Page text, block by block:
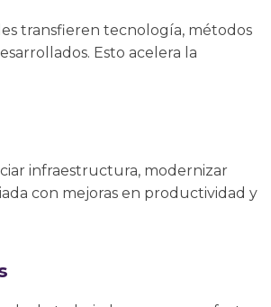
transfieren tecnología, métodos
Esto acelera la
infraestructura, modernizar
con mejoras en productividad y